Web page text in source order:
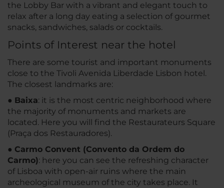
the Lobby Bar with a vibrant and elegant touch to
relax after a long day eating a selection of gourmet
snacks, sandwiches, salads or cocktails.
Points of Interest near the hotel
There are some tourist and important monuments
close to the Tivoli Avenida Liberdade Lisbon hotel.
The closest landmarks are:
● Baixa: it is the most centric neighborhood where
the majority of monuments and markets are
located. Here you will find the Restaurateurs Square
(Praça dos Restauradores).
● Carmo Convent (Convento da Ordem do
Carmo): here you can see the refreshing character
of Lisboa with open-air ruins where the main
archeological museum of the city takes place. It